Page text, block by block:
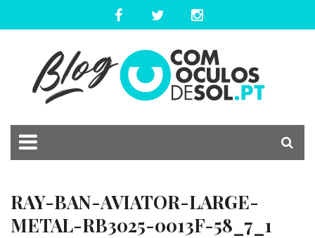
RAY-BAN-AVIATOR-LARGE-
METAL-RB3025-0013F-58_7_1